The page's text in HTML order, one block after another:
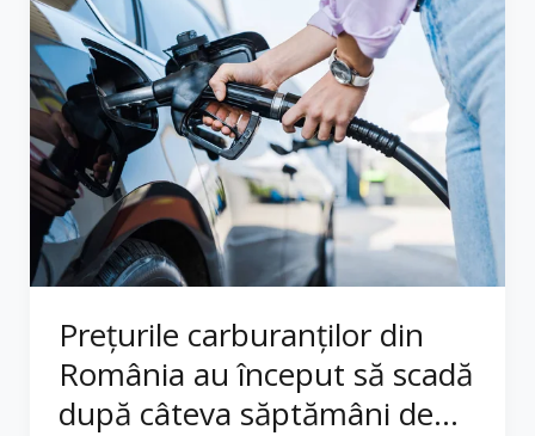
Prețurile carburanților din
România au început să scadă
după câteva săptămâni de...